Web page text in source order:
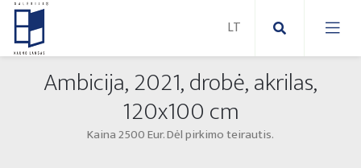
Nauji paveikslai
Abstraktūs paveikslai
Naujos skulptūros
Ambicija, 2021, drobė, akrilas,
120x100 cm
Kaina 2500 Eur. Dėl pirkimo teirautis.